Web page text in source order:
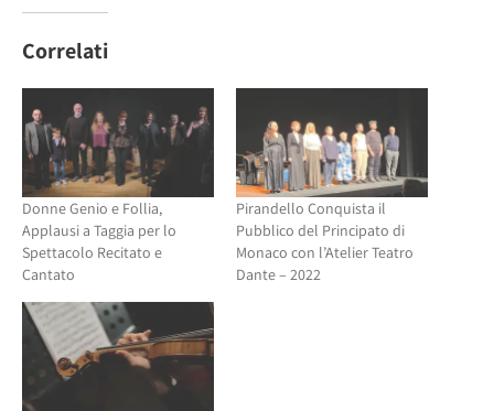
su
(Si
apre
una
nuova
finestra)
nuova
Correlati
Donne Genio e Follia,
Applausi a Taggia per lo
Spettacolo Recitato e
Cantato
Pirandello Conquista il
Pubblico del Principato di
Monaco con l’Atelier Teatro
Dante – 2022